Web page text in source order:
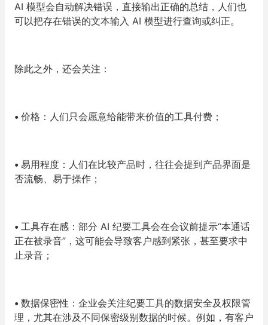
AI 模型会自动解决错误，直接输出正确的总结，人们也
可以把存在错误的文本输入 AI 模型进行查询或纠正。
除此之外，还会关注：
• 价格：人们只会愿意给能带来价值的工具付费；
• 易用程度：人们在比较产品时，往往会提到产品界面是
否流畅、易于操作；
• 工具存在感：部分 AI 纪要工具会在会议前提示“本通话
正在被录音”，这可能会导致客户感到紧张，甚至要求中
止录音；
• 数据保密性：企业会关注纪要工具的数据安全及权限管
理，尤其在涉及不同保密级别数据的时候。例如，有客户